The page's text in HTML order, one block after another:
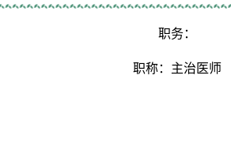
职务：
职称：主治医师